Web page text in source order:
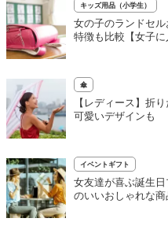
キッズ用品（小学生）
女の子のランドセ
特徴も比較【女子に
傘
【レディース】折
可愛いデザインも
イベントギフト
女友達が喜ぶ誕生
のいいおしゃれな商